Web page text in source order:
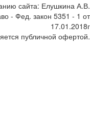
сайта: Елушкина А.В.
- Фед. закон 5351 - 1 от
17.01.2018г
публичной офертой.